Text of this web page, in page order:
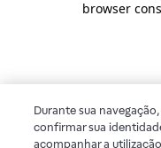
browser
Durante sua
confirmar sua
acompanhar a